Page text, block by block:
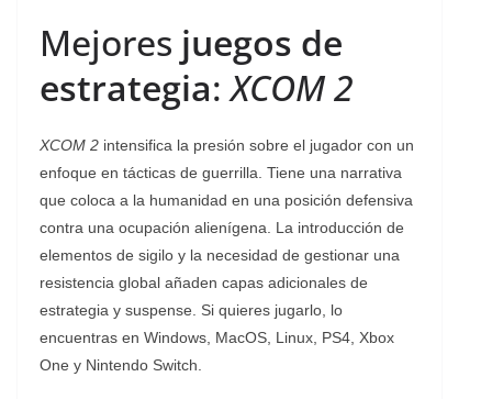
Mejores juegos de
estrategia:XCOM 2
XCOM 2 intensifica la presión sobre el jugador con un
enfoque en tácticas de guerrilla. Tiene una narrativa
que coloca a la humanidad en una posición defensiva
contra una ocupación alienígena. La introducción de
elementos de sigilo y la necesidad de gestionar una
resistencia global añaden capas adicionales de
estrategia y suspense. Si quieres jugarlo, lo
encuentras en Windows, MacOS, Linux, PS4, Xbox
One y Nintendo Switch.